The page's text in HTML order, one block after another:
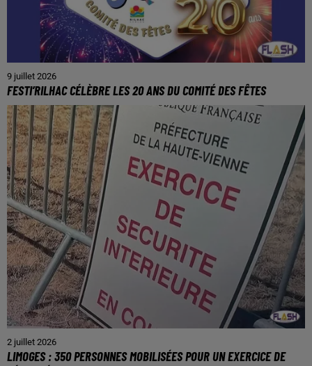
9 juillet 2026
FESTI’RILHAC CÉLÈBRE LES 20 ANS DU COMITÉ DES FÊTES
2 juillet 2026
LIMOGES : 350 PERSONNES MOBILISÉES POUR UN EXERCICE DE